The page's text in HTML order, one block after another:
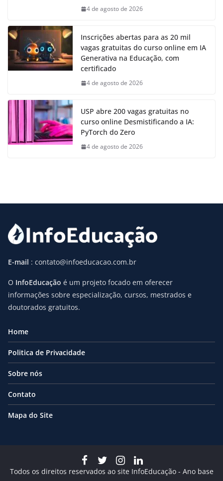
4 de agosto de 2026
Inscrições abertas para as 20 mil
vagas gratuitas do curso online em IA
Generativa na Educação, com
certificado
4 de agosto de 2026
USP abre 200 vagas gratuitas no
curso online Desmistificando a IA:
PyTorch do Zero
4 de agosto de 2026
E-mail : contato@infoeducacao.com.br
O InfoEducação é um projeto focado em oferecer
informações sobre especialização, cursos, mestrados e
doutorados gratuitos.
Home
Politica de Privacidade
Sobre nós
Contato
Mapa do Site
Todos os direitos reservados ao site InfoEducação - Ano base